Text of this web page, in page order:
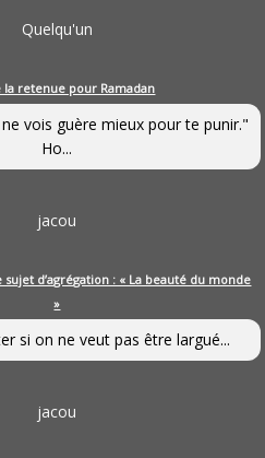
Quelqu'un
la retenue pour Ramadan
vois guère mieux pour te punir."
Ho...
jacou
d’agrégation : « La beauté du monde
»
si on ne veut pas être largué...
jacou